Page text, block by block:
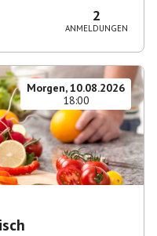
2
ANMELDUNGEN
Morgen, 10.08.2026
18:00